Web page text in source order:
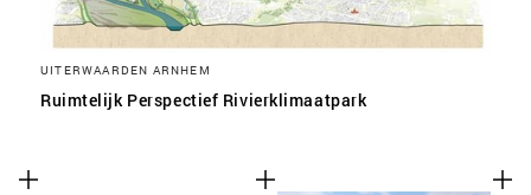
UITERWAARDEN ARNHEM
Ruimtelijk Perspectief Rivierklimaatpark